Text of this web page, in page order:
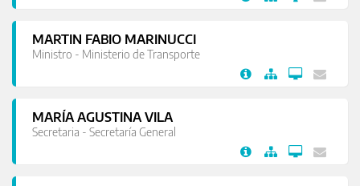
MARTIN FABIO MARINUCCI
Ministro - Ministerio de Transporte
MARÍA AGUSTINA VILA
Secretaria - Secretaría General